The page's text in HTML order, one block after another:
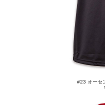
#23 オーセ